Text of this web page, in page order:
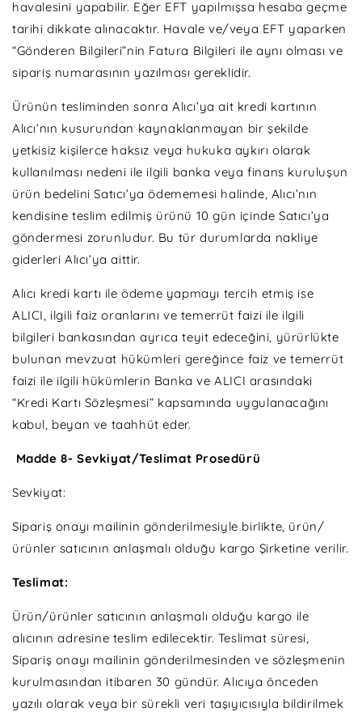
havalesini yapabilir. Eğer EFT yapılmışsa hesaba geçme
tarihi dikkate alınacaktır. Havale ve/veya EFT yaparken
“Gönderen Bilgileri”nin Fatura Bilgileri ile aynı olması ve
sipariş numarasının yazılması gereklidir.
Ürünün tesliminden sonra Alıcı’ya ait kredi kartının
Alıcı’nın kusurundan kaynaklanmayan bir şekilde
yetkisiz kişilerce haksız veya hukuka aykırı olarak
kullanılması nedeni ile ilgili banka veya finans kuruluşun
ürün bedelini Satıcı’ya ödememesi halinde, Alıcı’nın
kendisine teslim edilmiş ürünü 10 gün içinde Satıcı’ya
göndermesi zorunludur. Bu tür durumlarda nakliye
giderleri Alıcı’ya aittir.
Alıcı kredi kartı ile ödeme yapmayı tercih etmiş ise
ALICI, ilgili faiz oranlarını ve temerrüt faizi ile ilgili
bilgileri bankasından ayrıca teyit edeceğini, yürürlükte
bulunan mevzuat hükümleri gereğince faiz ve temerrüt
faizi ile ilgili hükümlerin Banka ve ALICI arasındaki
“Kredi Kartı Sözleşmesi” kapsamında uygulanacağını
kabul, beyan ve taahhüt eder.
Madde 8- Sevkiyat/Teslimat Prosedürü
Sevkiyat:
Sipariş onayı mailinin gönderilmesiyle birlikte, ürün/
ürünler satıcının anlaşmalı olduğu kargo Şirketine verilir.
Teslimat:
Ürün/ürünler satıcının anlaşmalı olduğu kargo ile
alıcının adresine teslim edilecektir. Teslimat süresi,
Sipariş onayı mailinin gönderilmesinden ve sözleşmenin
kurulmasından itibaren 30 gündür. Alıcıya önceden
yazılı olarak veya bir sürekli veri taşıyıcısıyla bildirilmek